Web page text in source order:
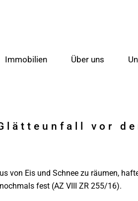
Immobilien Über uns
vor
von Eis und Schnee zu räumen,
fest (AZ VIII ZR 255/16).